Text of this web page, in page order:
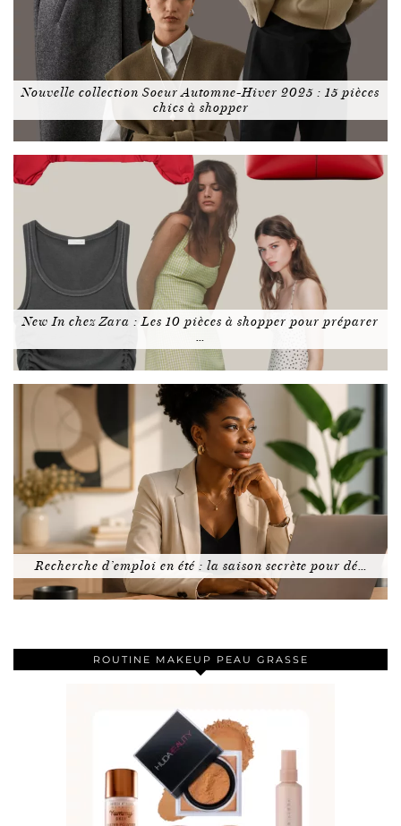
Nouvelle collection Soeur Automne-Hiver 2025 : 15 pièces
chics à shopper
New In chez Zara : Les 10 pièces à shopper pour préparer
…
Recherche d’emploi en été : la saison secrète pour dé…
ROUTINE MAKEUP PEAU GRASSE